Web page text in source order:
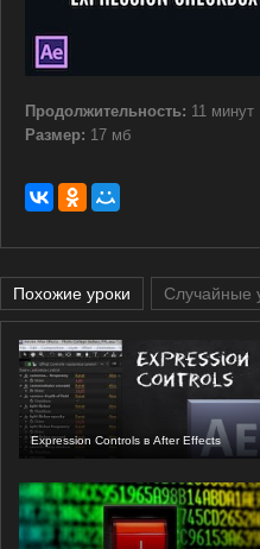
Продолжительность: 11 минут
Размер: 17 мб
Похожие уроки Случайные
Expression Controls в After Effects